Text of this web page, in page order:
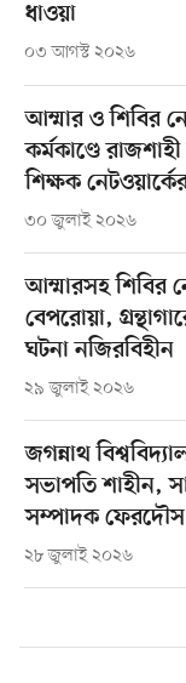
ধাওয়া
০৩ আগস্ট ২০২৬
আম্মার ও শিবির
কর্মকাণ্ডে রাজশাহী
শিক্ষক
৩০ জুলাই ২০২৬
আম্মারসহ শিবির
বেপরোয়া,
ঘটনা নজিরবিহীন
২৯ জুলাই ২০২৬
জগন্নাথ
সভাপতি শাহীন,
সম্পাদক ফেরদৌস
২৮ জুলাই ২০২৬